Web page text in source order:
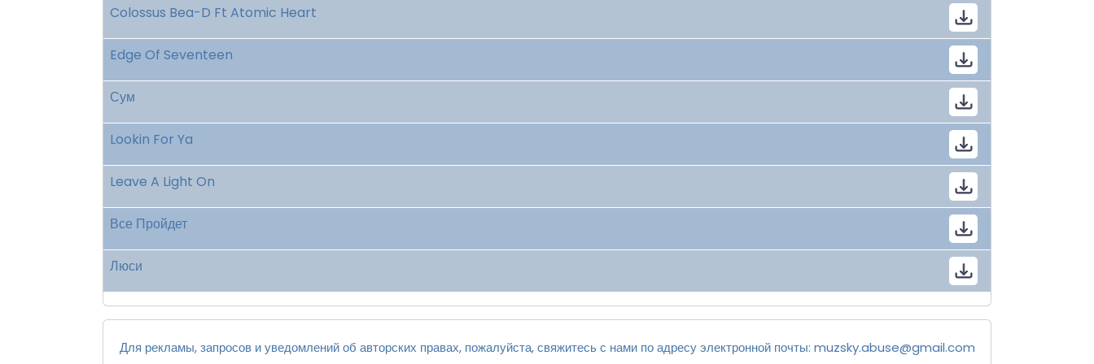
Colossus Bea-D Ft Atomic Heart
Edge Of Seventeen
Сум
Lookin For Ya
Leave A Light On
Все Пройдет
Люси
Для рекламы, запросов и уведомлений об авторских правах, пожалуйста, свяжитесь с нами по адресу электронной почты: muzsky.abuse@gmail.com